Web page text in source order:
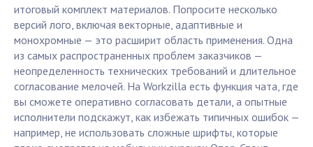
итоговый комплект материалов. Попросите несколько
версий лого, включая векторные, адаптивные и
монохромные — это расширит область применения. Одна
из самых распространенных проблем заказчиков —
неопределенность технических требований и длительное
согласование мелочей. На Workzilla есть функция чата, где
вы сможете оперативно согласовать детали, а опытные
исполнители подскажут, как избежать типичных ошибок —
например, не использовать сложные шрифты, которые